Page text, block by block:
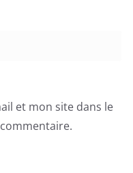
et mon site dans le